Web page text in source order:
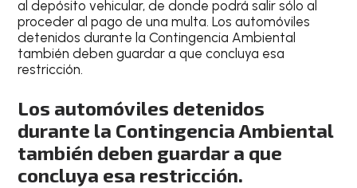
al depósito vehicular, de donde podrá salir sólo al
proceder al pago de una multa. Los automóviles
detenidos durante la Contingencia Ambiental
también deben guardar a que concluya esa
restricción.
Los automóviles detenidos
durante la Contingencia Ambiental
también deben guardar a que
concluya esa restricción.